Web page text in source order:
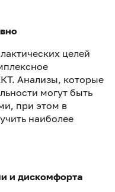
целей
Анализы, которые
могут быть
при этом в
наиболее
и дискомфорта